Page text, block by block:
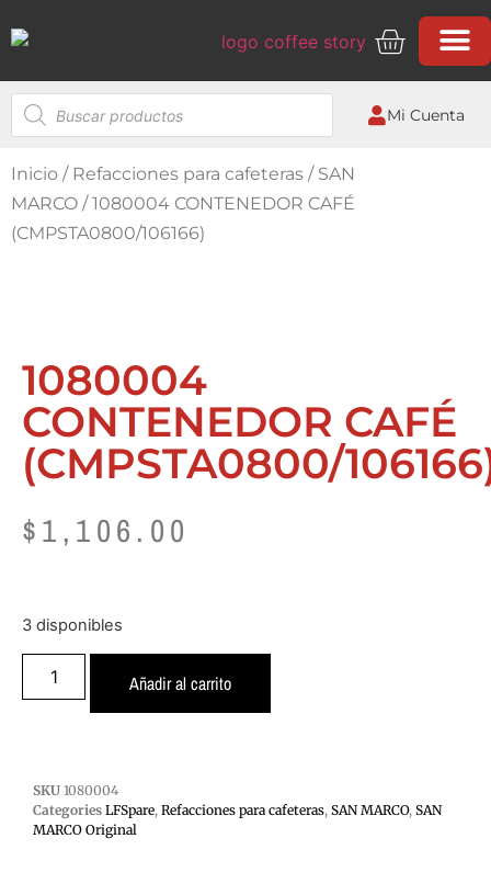
Mi Cuenta
Inicio / Refacciones para cafeteras / SAN
MARCO / 1080004 CONTENEDOR CAFÉ
(CMPSTA0800/106166)
1080004
CONTENEDOR CAFÉ
(CMPSTA0800/
$1,106.00
3 disponibles
Añadir al carrito
SKU 1080004
Categories LFSpare, Refacciones para cafeteras, SAN MARCO, SAN
MARCO Original